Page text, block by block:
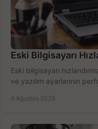
Eski Bilgisayarı
Eski bilgisayarı
ve yazılım ayarlarının
9 Ağustos 2026